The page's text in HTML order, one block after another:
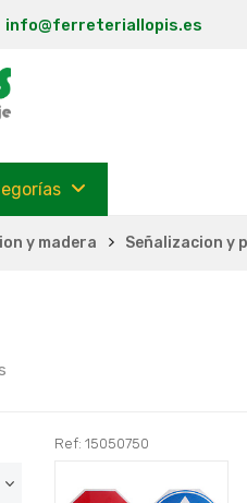
info@ferreteriallopis.es
y madera Señalizacion y
Ref: 15050750